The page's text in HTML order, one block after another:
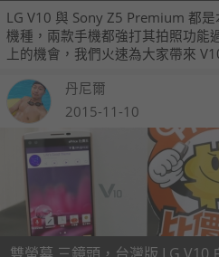
LG V10 與 Sony Z5 Premium 都
機種，兩款手機都強打其拍照功能
上的機會，我們火速為大家帶來
究竟誰能勝出！
丹尼爾
2015-11-10